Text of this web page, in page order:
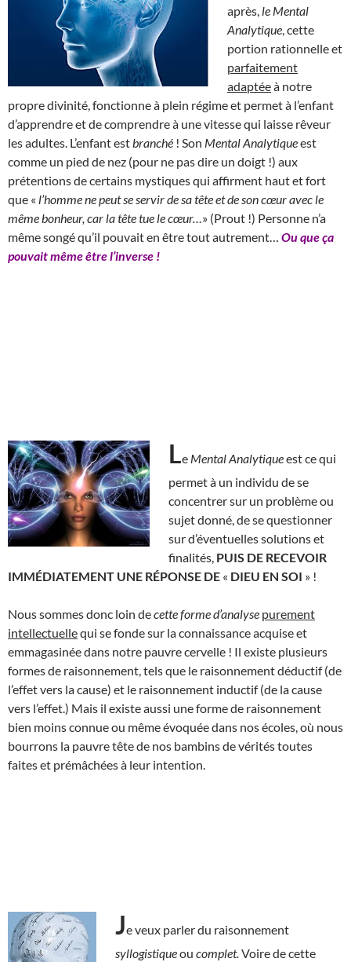
après, le Mental
Analytique , cette
portion rationnelle et
parfaitement
adaptéeà notre
propre divinité, fonctionne à plein régime et permet à l’enfant
d’apprendre et de comprendre à une vitesse qui laisse rêveur
les adultes. L’enfant est branché ! Son Mental Analytiqueest
comme un pied de nez (pour ne pas dire un doigt !) aux
prétentions de certains mystiques qui affirment haut et fort
que « l’homme ne peut se servir de sa tête et de son cœur avec le
même bonheur, car la tête tue le cœur… » (Prout !) Personne n’a
même songé qu’il pouvait en être tout autrement… Ou que ça
pouvait même être l’inverse !
Le Mental Analytiqueest ce qui
permet à un individu de se
concentrer sur un problème ou
sujet donné, de se questionner
sur d’éventuelles solutions et
finalités, PUIS DE RECEVOIR
IMMÉDIATEMENT UNE RÉPONSE DE « DIEU EN SOI » !
Nous sommes donc loin decette formed’analyse purement
intellectuellequi se fonde sur la connaissance acquise et
emmagasinée dans notre pauvre cervelle ! Il existe plusieurs
formes de raisonnement, tels que le raisonnement déductif (de
l’effet vers la cause) et le raisonnement inductif (de la cause
vers l’effet.) Mais il existe aussi une forme de raisonnement
bien moins connue ou même évoquée dans nos écoles, où nous
bourrons la pauvre tête de nos bambins de vérités toutes
faites et prémâchées à leur intention.
Je veux parler du raisonnement
syllogistiqueou complet. Voire de cette